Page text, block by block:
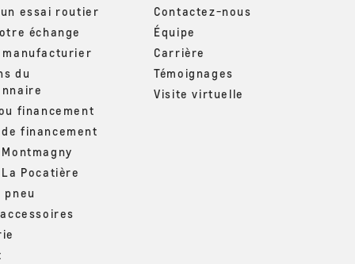
essai routier
échange
manufacturier
du
financement
de financement
Pocatière
pneu
Contactez-nous
Équipe
Carrière
Témoignages
Visite virtuelle